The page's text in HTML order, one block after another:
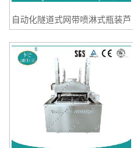
自动化隧道式网带喷淋式瓶装芦
厂家